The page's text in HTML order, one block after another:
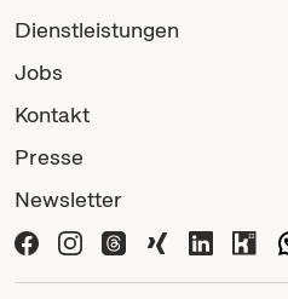
Dienstleistungen
Jobs
Kontakt
Presse
Newsletter